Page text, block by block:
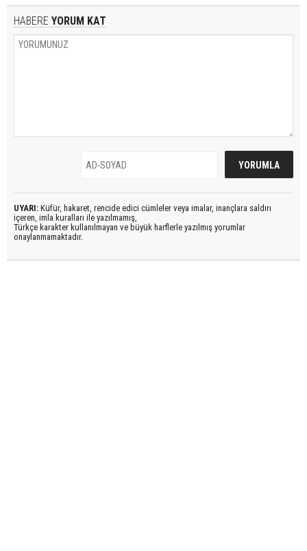
HABERE YORUM KAT
UYARI: Küfür, hakaret, rencide edici cümleler veya imalar, inançlara saldırı
içeren, imla kuralları ile yazılmamış,
Türkçe karakter kullanılmayan ve büyük harflerle yazılmış yorumlar
onaylanmamaktadır.